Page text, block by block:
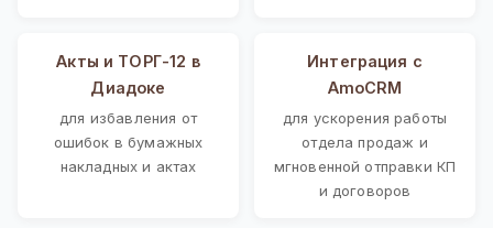
Акты и ТОРГ-12 в
Диадоке
для избавления от
ошибок в бумажных
накладных и актах
Интеграция с
AmoCRM
для ускорения работы
отдела продаж и
мгновенной отправки КП
и договоров